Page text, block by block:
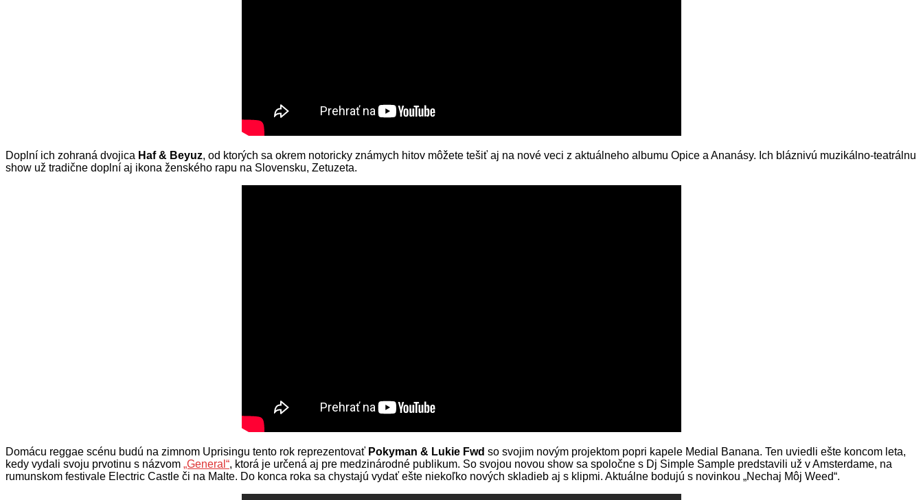
Doplní ich zohraná dvojica Haf & Beyuz, od ktorých sa okrem notoricky známych hitov môžete tešiť aj na nové veci z aktuálneho albumu Opice a Ananásy. Ich bláznivú muzikálno-teatrálnu
show už tradične doplní aj ikona ženského rapu na Slovensku, Zetuzeta.
Domácu reggae scénu budú na zimnom Uprisingu tento rok reprezentovať Pokyman & Lukie Fwd so svojim novým projektom popri kapele Medial Banana. Ten uviedli ešte koncom leta,
kedy vydali svoju prvotinu s názvom „General“, ktorá je určená aj pre medzinárodné publikum. So svojou novou show sa spoločne s Dj Simple Sample predstavili už v Amsterdame, na
rumunskom festivale Electric Castle či na Malte. Do konca roka sa chystajú vydať ešte niekoľko nových skladieb aj s klipmi. Aktuálne bodujú s novinkou „Nechaj Môj Weed“.